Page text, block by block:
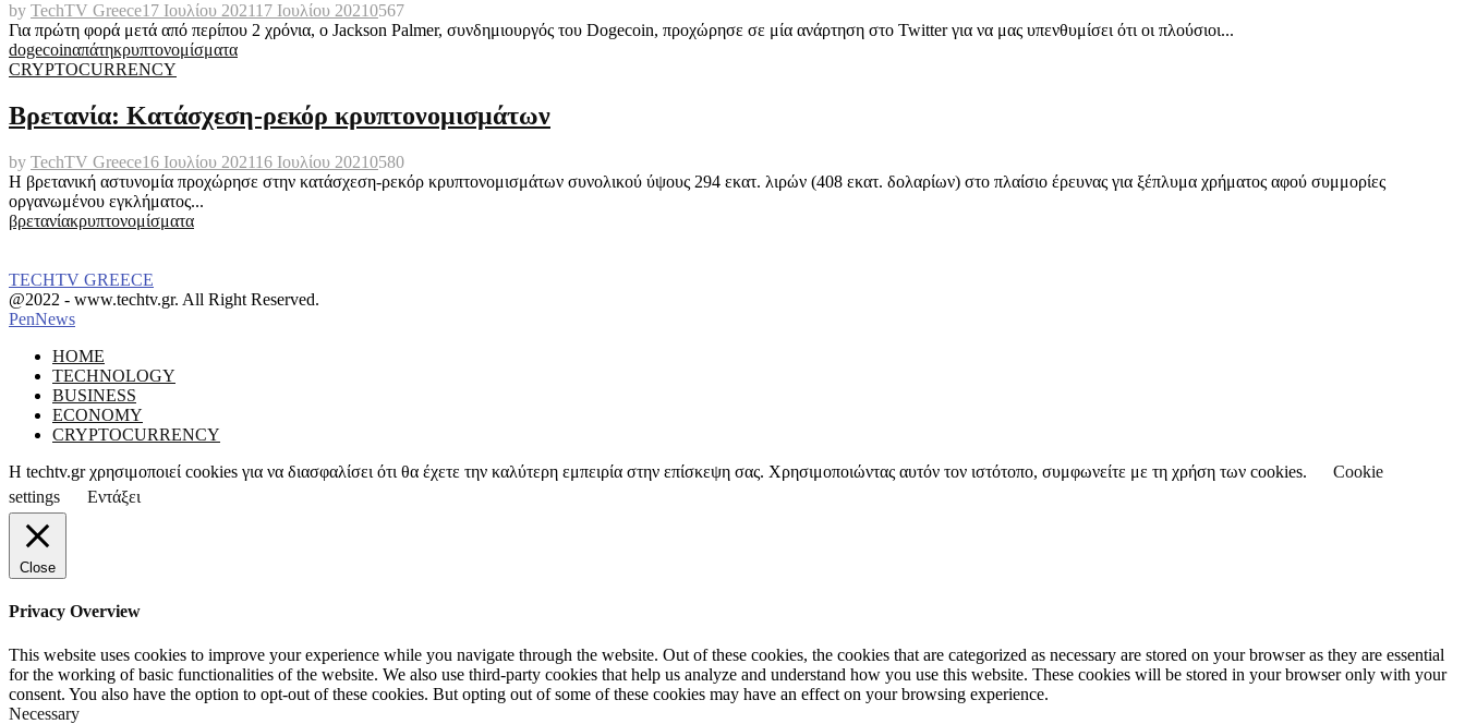
by TechTV Greece17 Ιουλίου 202117 Ιουλίου 20210567
Για πρώτη φορά μετά από περίπου 2 χρόνια, ο Jackson Palmer, συνδημιουργός του Dogecoin, προχώρησε σε μία ανάρτηση στο Twitter για να μας υπενθυμίσει ότι οι πλούσιοι...
dogecoinαπάτηκρυπτονομίσματα
CRYPTOCURRENCY
Βρετανία: Κατάσχεση-ρεκόρ κρυπτονομισμάτων
by TechTV Greece16 Ιουλίου 202116 Ιουλίου 20210580
Η βρετανική αστυνομία προχώρησε στην κατάσχεση-ρεκόρ κρυπτονομισμάτων συνολικού ύψους 294 εκατ. λιρών (408 εκατ. δολαρίων) στο πλαίσιο έρευνας για ξέπλυμα χρήματος αφού συμμορίες
οργανωμένου εγκλήματος...
βρετανίακρυπτονομίσματα
TECHTV GREECE
Facebook
Instagram
@2022 - www.techtv.gr. All Right Reserved.
PenNews
HOME
TECHNOLOGY
BUSINESS
ECONOMY
CRYPTOCURRENCY
Η techtv.gr χρησιμοποιεί cookies για να διασφαλίσει ότι θα έχετε την καλύτερη εμπειρία στην επίσκεψη σας. Χρησιμοποιώντας αυτόν τον ιστότοπο, συμφωνείτε με τη χρήση των cookies.
Cookie
settings
Εντάξει
Close
Privacy Overview
This website uses cookies to improve your experience while you navigate through the website. Out of these cookies, the cookies that are categorized as necessary are stored on your browser as they are essential
for the working of basic functionalities of the website. We also use third-party cookies that help us analyze and understand how you use this website. These cookies will be stored in your browser only with your
consent. You also have the option to opt-out of these cookies. But opting out of some of these cookies may have an effect on your browsing experience.
Necessary